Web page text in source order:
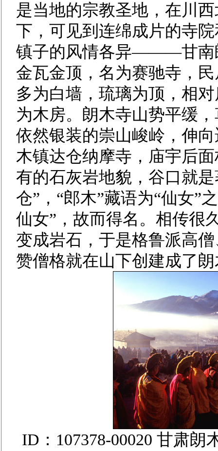
是当地的宗教圣地，在川
下，可见到连绵成片的寺
镇子的风情各异———甘南
金瓦金顶，名为赛驰寺，
多为白墙，琉璃为顶，相
为木房。朗木寺山势平缓
依然银装的崇山峻岭，伸
木镇达仓纳摩寺，庙宇后
有的石灰岩地貌，谷口就
仓”，“郎木”藏语为“仙女”
仙女”，故而得名。相传很
变成岩石，于是格鲁派高
赞僧格就在山下创建成了
ID：107378-00020 甘肃